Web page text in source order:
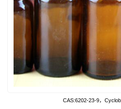
CAS:6202-23-9，